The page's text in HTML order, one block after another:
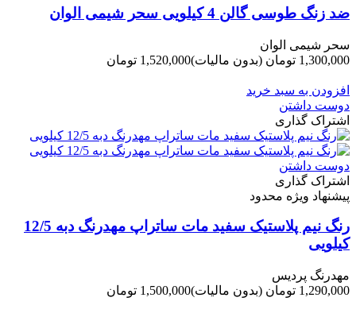
ضد زنگ طوسی گالن 4 کیلویی سحر شیمی الوان
سحر شیمی الوان
1,300,000 تومان
(بدون مالیات)1,520,000 تومان
افزودن به سبد خرید
دوست داشتن
اشتراک گذاری
دوست داشتن
اشتراک گذاری
پیشنهاد ویژه محدود
رنگ نیم پلاستیک سفید مات ساتراپ مهدرنگ دبه 12/5
کیلویی
مهدرنگ پردیس
1,290,000 تومان
(بدون مالیات)1,500,000 تومان